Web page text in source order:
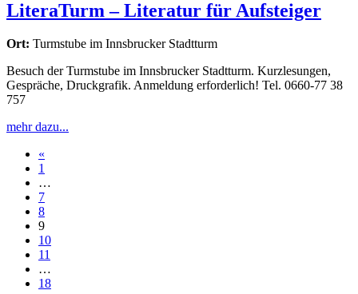
LiteraTurm – Literatur für Aufsteiger
Ort: Turmstube im Innsbrucker Stadtturm
Besuch der Turmstube im Innsbrucker Stadtturm. Kurzlesungen,
Gespräche, Druckgrafik. Anmeldung erforderlich! Tel. 0660-77 38
757
mehr dazu...
Beitrags-
Navigation
«
1
…
7
8
9
10
11
…
18